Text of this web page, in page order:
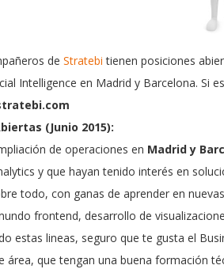
de Stratebi tienen posiciones
Intelligence en Madrid y Barcelona. Si
(Junio 2015):
de operaciones en Madrid y
y que hayan tenido interés en
todo, con ganas de aprender en
frontend, desarrollo de
estas lineas, seguro que te gusta el
área, que tengan una buena formación